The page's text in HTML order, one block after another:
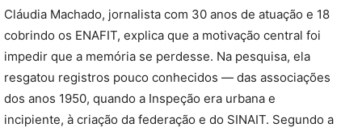
Cláudia Machado, jornalista com 30 anos de atuação e 18
cobrindo os ENAFIT, explica que a motivação central foi
impedir que a memória se perdesse. Na pesquisa, ela
resgatou registros pouco conhecidos — das associações
dos anos 1950, quando a Inspeção era urbana e
incipiente, à criação da federação e do SINAIT. Segundo a